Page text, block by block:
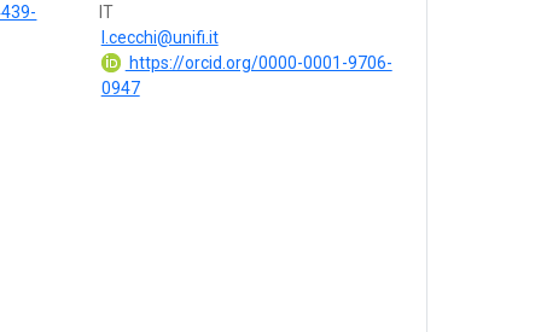
IT
l.cecchi@unifi.it
https://orcid.org/0000-0001-9706-
0947